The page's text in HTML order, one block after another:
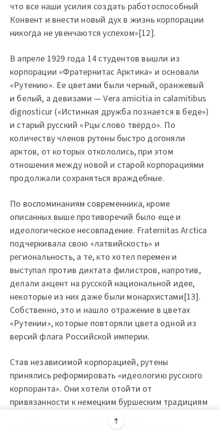
что все наши усилия создать работоспособный
Конвент и внести новый дух в жизнь корпорации
никогда не увенчаются успехом»[12].
В апреле 1929 года 14 студентов вышли из
корпорации «Фратернитас Арктика» и основали
«Рутению». Ее цветами были черный, оранжевый
и белый, а девизами — Vеrа аmiсitiа in саlаmitibus
dignоstiсur («Истинная дружба познается в беде»)
и старый русский «Рцы слово твёрдо». По
количеству членов рутены быстро догоняли
арктов, от которых откололись, при этом
отношения между новой и старой корпорациями
продолжали сохраняться враждебные.
По воспоминаниям современника, кроме
описанных выше противоречий было еще и
идеологическое несовпадение. Fraternitas Arctica
подчеркивала свою «латвийскость» и
региональность, а те, кто хотел перемен и
выступал против диктата филистров, напротив,
делали акцент на русской национальной идее,
некоторые из них даже были монархистами[13].
Собственно, это и нашло отражение в цветах
«Рутении», которые повторяли цвета одной из
версий флага Российской империи.
Став независимой корпорацией, рутены
принялись реформировать «идеологию русского
корпоранта». Они хотели отойти от
привязанности к немецким буршеским традициям
и привести их в соответствие русской